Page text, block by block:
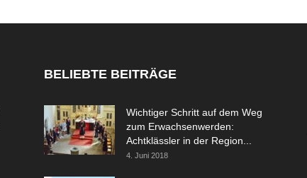
BELIEBTE BEITRÄGE
Wichtiger Schritt auf dem Weg
zum Erwachsenwerden:
Achtklässler in der Region...
4. Juni 2018